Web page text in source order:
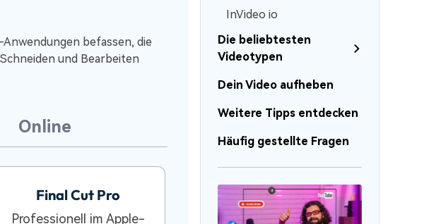
befassen, die
und Bearbeiten
Online
Final Cut Pro
Professionell im Apple-
InVideo io
Die beliebtesten
Videotypen
Dein Video aufheben
Weitere Tipps entdecken
Häufig gestellte Fragen